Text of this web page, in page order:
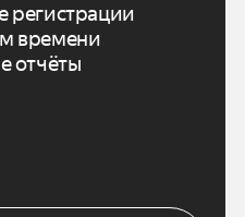
регистрации
времени
отчёты